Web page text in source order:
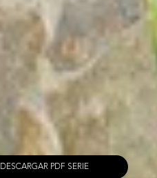
DESCARGAR PDF SERIE